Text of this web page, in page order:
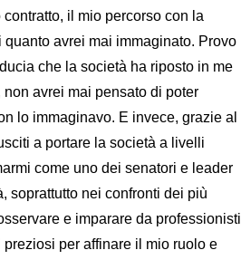
il mio percorso con la
avrei mai immaginato. Provo
che la società ha riposto in me
avrei mai pensato di poter
lo immaginavo. E invece, grazie al
a portare la società a livelli
come uno dei senatori e leader
soprattutto nei confronti dei più
e imparare da professionisti
per affinare il mio ruolo e